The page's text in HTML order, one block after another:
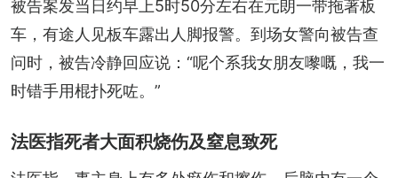
被告案发当日约早上5时50分左右在元朗一带拖著板
车，有途人见板车露出人脚报警。到场女警向被告查
问时，被告冷静回应说：“呢个系我女朋友嚟嘅，我一
时错手用棍扑死咗。”
法医指死者大面积烧伤及窒息致死